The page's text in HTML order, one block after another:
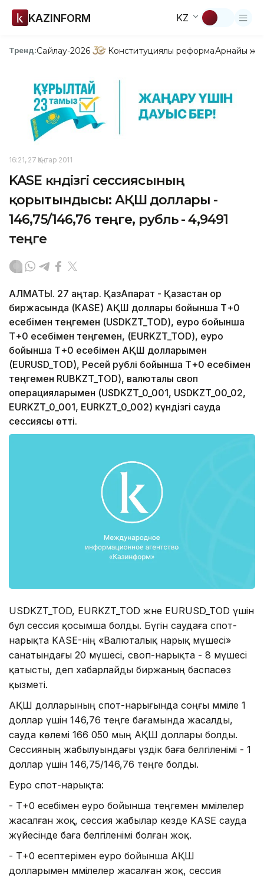
KAZINFORM KZ
Тренд:Сайлау-2026 Конституциялық реформаАрнайы
16:21, 27 Қаңтар 2011
KASE күндізгі сессиясының
қорытындысы: АҚШ доллары -
146,75/146,76 теңге, рубль - 4,9491
теңге
АЛМАТЫ. 27 қаңтар. ҚазАқпарат - Қазақстан қор
биржасында (KASE) АҚШ доллары бойынша Т+0
есебімен теңгемен (USDKZT_TOD), еуро бойынша
Т+0 есебімен теңгемен, (EURKZT_TOD), еуро
бойынша Т+0 есебімен АҚШ долларымен
(EURUSD_TOD), Ресей рублі бойынша Т+0 есебімен
теңгемен RUBKZT_TOD), валюталық своп
операцияларымен (USDKZT_0_001, USDKZT_00_02,
EURKZT_0_001, EURKZT_0_002) күндізгі сауда
сессиясы өтті.
USDKZT_TOD, EURKZT_TOD және EURUSD_TOD үшін
бұл сессия қосымша болды. Бүгін саудаға спот-
нарықта KASE-нің «Валюталық нарық мүшесі»
санатындағы 20 мүшесі, своп-нарықта - 8 мүшесі
қатысты, деп хабарлайды биржаның баспасөз
қызметі.
АҚШ долларының спот-нарығында соңғы мәміле 1
доллар үшін 146,76 теңге бағамында жасалды,
сауда көлемі 166 050 мың АҚШ доллары болды.
Сессияның жабылуындағы үздік баға белгіленімі - 1
доллар үшін 146,75/146,76 теңге болды.
Еуро спот-нарықта:
- Т+0 есебімен еуро бойынша теңгемен мәмілелер
жасалған жоқ, сессия жабылар кезде KASE сауда
жүйесінде баға белгіленімі болған жоқ.
- Т+0 есептерімен еуро бойынша АҚШ
долларымен мәмілелер жасалған жоқ, сессия